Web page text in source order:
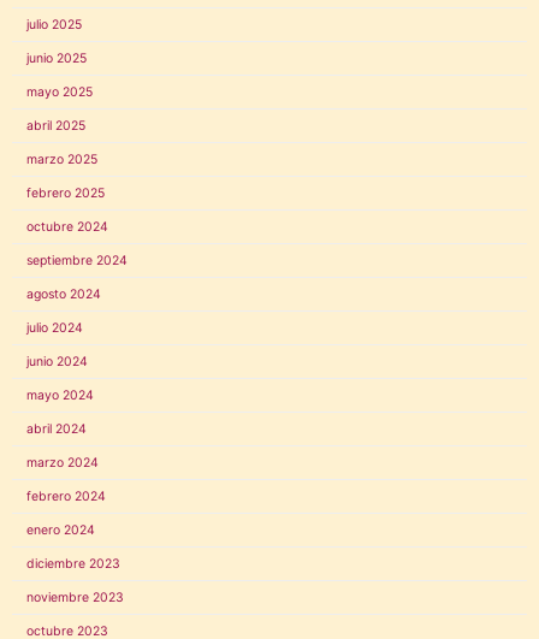
julio 2025
junio 2025
mayo 2025
abril 2025
marzo 2025
febrero 2025
octubre 2024
septiembre 2024
agosto 2024
julio 2024
junio 2024
mayo 2024
abril 2024
marzo 2024
febrero 2024
enero 2024
diciembre 2023
noviembre 2023
octubre 2023